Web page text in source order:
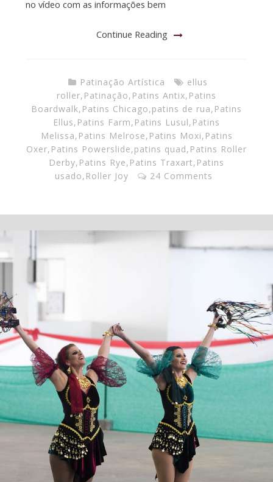
no vídeo com as informações bem
Continue Reading
Patinação Artística
ellus
roller, Patinação, Patins Antix, Patins
Boardwalk, Patins Chicago,patins de rua, Patins
Ellus, Patins Farm, Patins Lusul, Patins
Melissa, Patins Melrose, Patins Moxi, Patins
Oxer, Patins Powerslide,patins quad, Patins Roller
Derby, Patins Rye, Patins Traxart, Patins
usado, Roller Joy 24 Comments